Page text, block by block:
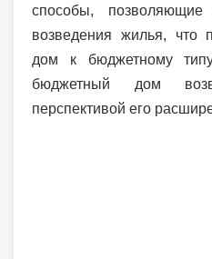
способы, позволяющие
возведения жилья, что
дом к бюджетному
бюджетный дом
перспективой его